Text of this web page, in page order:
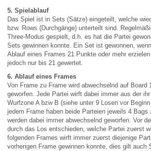
5. Spielablauf
Das Spiel ist in Sets (Sätze) eingeteilt, welche
bzw. Rows (Durchgänge) unterteilt sind.
Three-Modus gespielt, d.h. es hat die Partei
Sets gewinnen konnte. Ein Set ist gewonnen,
Ablauf eines Frames 21 Punkte oder mehr
jedoch nur bis 21 gewertet.
6. Ablauf eines Frames
Von Frame zu Frame wird abwechselnd auf Board
geworfen. Jede Partei wirft dabei immer aus der
Wurfzone A bzw B (siehe unter 9 Losen vor
jedem Frame haben beide Parteien jeweils 4 Bags
werden dabei immer abwechselnd geworfen. Vor
durch das Los entschieden, welche Partei zuerst
folgenden Frames wirft immer zuerst diejenige
vorherigen Frame gewinnen konnte, dies gilt auch